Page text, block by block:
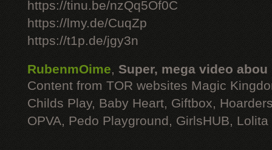
https://tinu.be/nzQq5Of0C
https://lmy.de/CuqZp
https://t1p.de/jgy3n
RubenmOime, Super, mega video abou
Content from TOR websites Magic
Childs Play, Baby Heart, Giftbox,
OPVA, Pedo Playground, GirlsHUB, Lolita